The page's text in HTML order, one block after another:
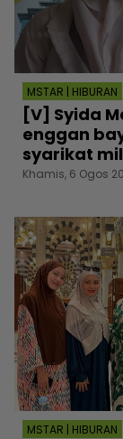
MSTAR | HIBURAN
[V] Syida
enggan
syarikat
Khamis, 6 Ogos
MSTAR | HIBURAN